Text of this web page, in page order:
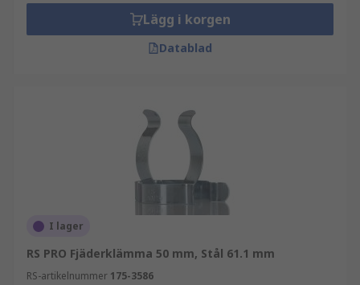
Lägg i korgen
Datablad
I lager
RS PRO Fjäderklämma 50 mm, Stål 61.1 mm
RS-artikelnummer 175-3586